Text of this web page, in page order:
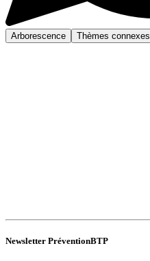
Arborescence Thèmes connexes
Newsletter PréventionBTP